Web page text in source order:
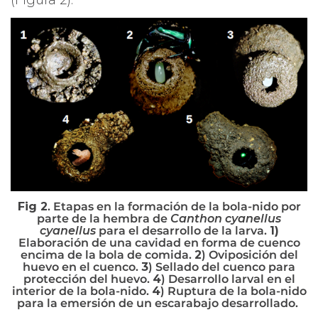
Fig 2. Etapas en la formación de la bola-nido por
parte de la hembra de Canthon cyanellus
cyanelluspara el desarrollo de la larva. 1)
Elaboración de una cavidad en forma de cuenco
encima de la bola de comida. 2) Oviposición del
huevo en el cuenco. 3) Sellado del cuenco para
protección del huevo. 4) Desarrollo larval en el
interior de la bola-nido. 4) Ruptura de la bola-nido
para la emersión de un escarabajo desarrollado.